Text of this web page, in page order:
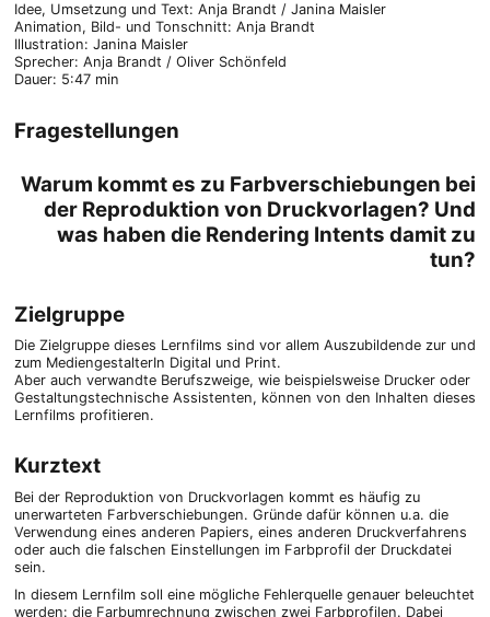
Idee, Umsetzung und Text: Anja Brandt / Janina Maisler
Animation, Bild- und Tonschnitt: Anja Brandt
Illustration: Janina Maisler
Sprecher: Anja Brandt / Oliver Schönfeld
Dauer: 5:47 min
Fragestellungen
Warum kommt es zu Farbverschiebungen bei
der Reproduktion von Druckvorlagen? Und
was haben die Rendering Intents damit zu
tun?
Zielgruppe
Die Zielgruppe dieses Lernfilms sind vor allem Auszubildende zur und
zum MediengestalterIn Digital und Print.
Aber auch verwandte Berufszweige, wie beispielsweise Drucker oder
Gestaltungstechnische Assistenten, können von den Inhalten dieses
Lernfilms profitieren.
Kurztext
Bei der Reproduktion von Druckvorlagen kommt es häufig zu
unerwarteten Farbverschiebungen. Gründe dafür können u.a. die
Verwendung eines anderen Papiers, eines anderen Druckverfahrens
oder auch die falschen Einstellungen im Farbprofil der Druckdatei
sein.
In diesem Lernfilm soll eine mögliche Fehlerquelle genauer beleuchtet
werden: die Farbumrechnung zwischen zwei Farbprofilen. Dabei